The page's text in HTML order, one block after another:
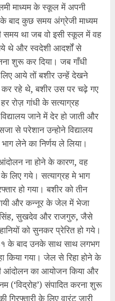
माध्यम के स्कूल में अपनी
बाद कुछ समय अंग्रेजी माध्यम
था जब वो इसी स्कूल में वह
थे और स्वदेशी आदर्शों से
शुरू कर दिया। जब गाँधी
आये तों बशीर उन्हें देखने
कर रहे थे, बशीर उस पर चढ़े गए
रोज़ गांधी के सत्याग्रह
जाने में देर हो जाती और
से परेशान उन्होने विद्यालय
लेने का निर्णय ले लिया।
ना होने के कारण, वह
के लिए गये। सत्याग्रह मे भाग
हो गया। बशीर को तीन
और कन्नूर के जेल में भेजा
सुखदेव और राजगुरु, जैसे
को सुनकर प्रेरित हो गये।
के बाद उनके साथ साथ लगभग
किया गया। जेल से रिहा होने के
आंदोलन का आयोजन किया और
(‘विद्रोह’) संपादित करना शुरू
के लिए वारंट जारी